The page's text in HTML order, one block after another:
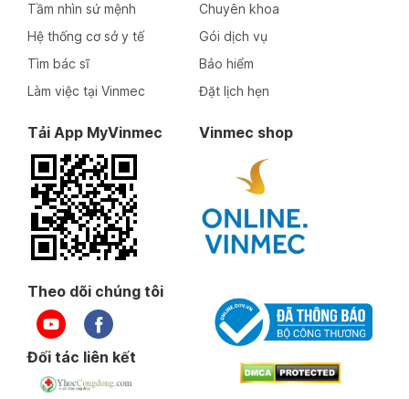
Tầm nhìn sứ mệnh
Hệ thống cơ sở y tế
Tìm bác sĩ
Làm việc tại Vinmec
Chuyên khoa
Gói dịch vụ
Bảo hiểm
Đặt lịch hẹn
Tải App MyVinmec Vinmec shop
Theo dõi chúng tôi
Đối tác liên kết